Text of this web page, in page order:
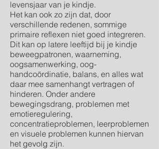
levensjaar van je kindje.
Het kan ook zo zijn dat, door
verschillende redenen, sommige
primaire reflexen niet goed integreren.
Dit kan op latere leeftijd bij je kindje
beweegpatronen, waarneming,
oogsamenwerking, oog-
handcoördinatie, balans, en alles wat
daar mee samenhangt vertragen of
hinderen. Onder andere
bewegingsdrang, problemen met
emotieregulering,
concentratieproblemen, leerproblemen
en visuele problemen kunnen hiervan
het gevolg zijn.